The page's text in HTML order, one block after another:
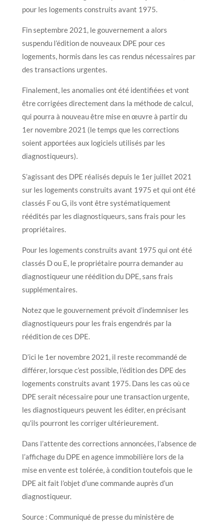
pour les logements construits avant 1975.
Fin septembre 2021, le gouvernement a alors
suspendu l’édition de nouveaux DPE pour ces
logements, hormis dans les cas rendus nécessaires par
des transactions urgentes.
Finalement, les anomalies ont été identifiées et vont
être corrigées directement dans la méthode de calcul,
qui pourra à nouveau être mise en œuvre à partir du
1er novembre 2021 (le temps que les corrections
soient apportées aux logiciels utilisés par les
diagnostiqueurs).
S’agissant des DPE réalisés depuis le 1er juillet 2021
sur les logements construits avant 1975 et qui ont été
classés F ou G, ils vont être systématiquement
réédités par les diagnostiqueurs, sans frais pour les
propriétaires.
Pour les logements construits avant 1975 qui ont été
classés D ou E, le propriétaire pourra demander au
diagnostiqueur une réédition du DPE, sans frais
supplémentaires.
Notez que le gouvernement prévoit d’indemniser les
diagnostiqueurs pour les frais engendrés par la
réédition de ces DPE.
D’ici le 1er novembre 2021, il reste recommandé de
différer, lorsque c’est possible, l’édition des DPE des
logements construits avant 1975. Dans les cas où ce
DPE serait nécessaire pour une transaction urgente,
les diagnostiqueurs peuvent les éditer, en précisant
qu’ils pourront les corriger ultérieurement.
Dans l’attente des corrections annoncées, l’absence de
l’affichage du DPE en agence immobilière lors de la
mise en vente est tolérée, à condition toutefois que le
DPE ait fait l’objet d’une commande auprès d’un
diagnostiqueur.
Source : Communiqué de presse du ministère de